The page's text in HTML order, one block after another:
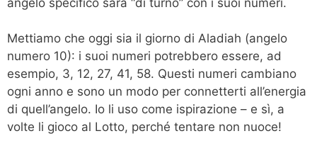
Mettiamo che oggi sia il giorno di Aladiah (angelo
numero 10): i suoi numeri potrebbero essere, ad
esempio, 3, 12, 27, 41, 58. Questi numeri cambiano
ogni anno e sono un modo per connetterti all’energia
di quell’angelo. Io li uso come ispirazione – e sì, a
volte li gioco al Lotto, perché tentare non nuoce!